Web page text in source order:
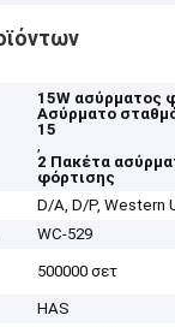
15W ασύρματος
Ασύρματο
15
,
2 Πακέτα
φόρτισης
D/A, D/P, Western
WC-529
500000 σετ
HAS